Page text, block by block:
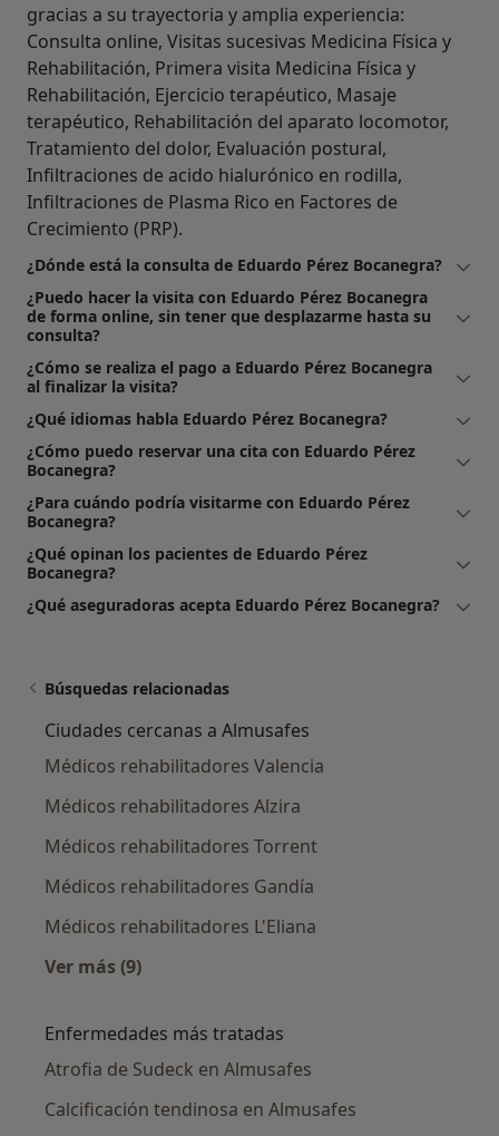
gracias a su trayectoria y amplia experiencia:
Consulta online, Visitas sucesivas Medicina Física y
Rehabilitación, Primera visita Medicina Física y
Rehabilitación, Ejercicio terapéutico, Masaje
terapéutico, Rehabilitación del aparato locomotor,
Tratamiento del dolor, Evaluación postural,
Infiltraciones de acido hialurónico en rodilla,
Infiltraciones de Plasma Rico en Factores de
Crecimiento (PRP).
¿Dónde está la consulta de Eduardo Pérez Bocanegra?
¿Puedo hacer la visita con Eduardo Pérez Bocanegra
de forma online, sin tener que desplazarme hasta su
consulta?
¿Cómo se realiza el pago a Eduardo Pérez Bocanegra
al finalizar la visita?
¿Qué idiomas habla Eduardo Pérez Bocanegra?
¿Cómo puedo reservar una cita con Eduardo Pérez
Bocanegra?
¿Para cuándo podría visitarme con Eduardo Pérez
Bocanegra?
¿Qué opinan los pacientes de Eduardo Pérez
Bocanegra?
¿Qué aseguradoras acepta Eduardo Pérez Bocanegra?
Búsquedas relacionadas
Ciudades cercanas a Almusafes
Médicos rehabilitadores Valencia
Médicos rehabilitadores Alzira
Médicos rehabilitadores Torrent
Médicos rehabilitadores Gandía
Médicos rehabilitadores L'Eliana
Ver más (9)
Enfermedades más tratadas
Atrofia de Sudeck en Almusafes
Calcificación tendinosa en Almusafes